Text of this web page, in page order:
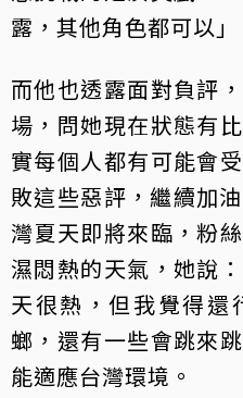
露，其他角色都可以」
而他也透露面對負評
場，問她現在狀態有
實每個人都有可能會
敗這些惡評，繼續加
灣夏天即將來臨，粉
濕悶熱的天氣，她說
天很熱，但我覺得還
螂，還有一些會跳來
能適應台灣環境。